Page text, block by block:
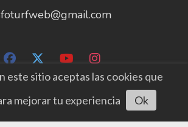
este sitio aceptas las cookies que
mejorar tu experiencia
Ok